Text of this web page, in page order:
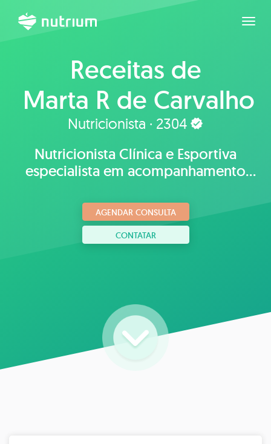
Receitas de
Marta R de Carvalho
Fabeni
Nutricionista · 2304
Nutricionista Clínica e Esportiva
especialista em acompanhamento
AGENDAR CONSULTA
CONTATAR